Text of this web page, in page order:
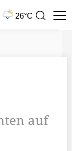
26°C
Suchbegriff
auf